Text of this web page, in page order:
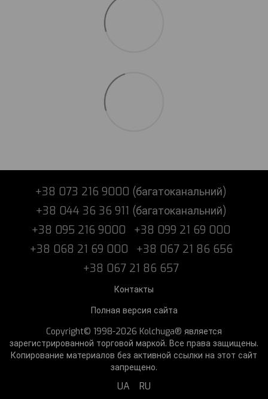
+38 073 216 9000 (багатоканальний)
+38 044 36 36 911 (багатоканальний)
+38 095 216 9000
+38 099 21 69 000
+38 068 21 69 000
+38 067 21 86 656
+38 067 21 86 657
Контакты
Полная версия сайта
Copyright© 1998-2026 Kolchuga® является
зарегистрированной торговой маркой. Все права защищены.
Копирование материалов без активной ссылки на этот сайт
запрещено.
UA RU